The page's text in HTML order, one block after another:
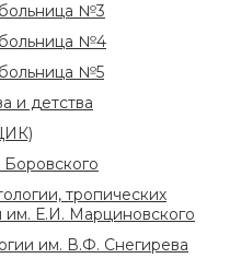
№3
больница №4
№5
и детства
Боровского
тропических
им. Е.И. Марциновского
им. В.Ф. Снегирева